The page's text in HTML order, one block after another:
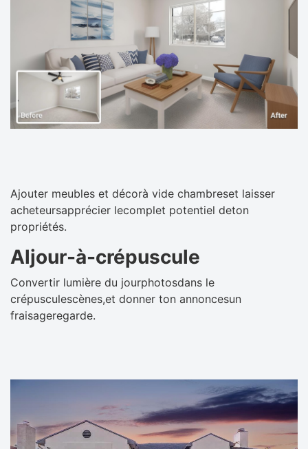
Ajouter meubles et décorà vide chambreset laisser
acheteursapprécier lecomplet potentiel deton
propriétés.
Aljour-à-crépuscule
Convertir lumière du jourphotosdans le
crépusculescènes,et donner ton annoncesun
fraisageregarde.